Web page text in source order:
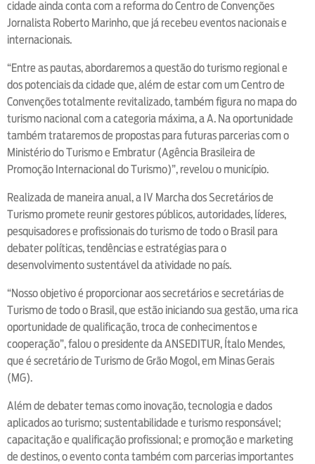
cidade ainda conta com a reforma do Centro de Convenções
Jornalista Roberto Marinho, que já recebeu eventos nacionais e
internacionais.
“Entre as pautas, abordaremos a questão do turismo regional e
dos potenciais da cidade que, além de estar com um Centro de
Convenções totalmente revitalizado, também figura no mapa do
turismo nacional com a categoria máxima, a A. Na oportunidade
também trataremos de propostas para futuras parcerias com o
Ministério do Turismo e Embratur (Agência Brasileira de
Promoção Internacional do Turismo)”, revelou o município.
Realizada de maneira anual, a IV Marcha dos Secretários de
Turismo promete reunir gestores públicos, autoridades, líderes,
pesquisadores e profissionais do turismo de todo o Brasil para
debater políticas, tendências e estratégias para o
desenvolvimento sustentável da atividade no país.
“Nosso objetivo é proporcionar aos secretários e secretárias de
Turismo de todo o Brasil, que estão iniciando sua gestão, uma rica
oportunidade de qualificação, troca de conhecimentos e
cooperação”, falou o presidente da ANSEDITUR, Ítalo Mendes,
que é secretário de Turismo de Grão Mogol, em Minas Gerais
(MG).
Além de debater temas como inovação, tecnologia e dados
aplicados ao turismo; sustentabilidade e turismo responsável;
capacitação e qualificação profissional; e promoção e marketing
de destinos, o evento conta também com parcerias importantes